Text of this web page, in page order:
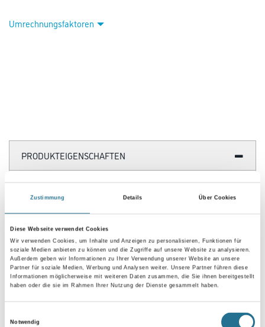
Zustimmung Details Über Cookies
Diese Webseite verwendet Cookies
Wir verwenden Cookies, um Inhalte und Anzeigen zu personalisieren, Funktionen für
soziale Medien anbieten zu können und die Zugriffe auf unsere Website zu analysieren.
Außerdem geben wir Informationen zu Ihrer Verwendung unserer Website an unsere
Partner für soziale Medien, Werbung und Analysen weiter. Unsere Partner führen diese
Informationen möglicherweise mit weiteren Daten zusammen, die Sie ihnen bereitgestellt
haben oder die sie im Rahmen Ihrer Nutzung der Dienste gesammelt haben.
Notwendig
Umrechnungsfaktoren
PRODUKTEIGENSCHAFTEN
- Mit natürlichem Löschkalk
- Rationell und leicht zu verarbeiten
- Unbrennbar
- Umweltverträglich
- Atmungsaktive Oberfläche
- Sehr gut wasserdampfdiffusionsfähig (410g/m² in 24 Std. (DIN
53122), µ=50, Sd=0,04 m)
Während der gesamten Verarbeitungs- und Trocknungszeit darf